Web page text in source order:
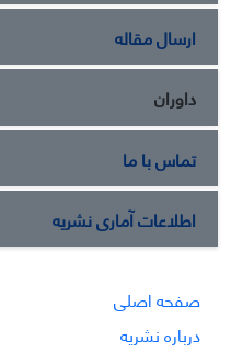
ارسال مقاله
داوران
تماس با ما
اطلاعات آماری نشریه
صفحه اصلی
درباره نشریه